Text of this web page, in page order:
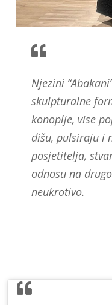
Njezini
skulpturalne
konoplje, vise
dišu, pulsiraju i
posjetitelja,
odnosu na
neukrotivo.